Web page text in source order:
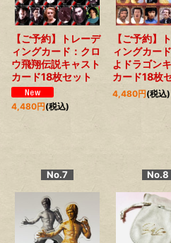
【ご予約】トレーデ
ィングカード：クロ
ウ飛翔伝説キャスト
カード18枚セット
4,480円(税込)
【ご予約】
ィングカー
よドラゴン
カード18枚
4,480円(税込)
No.7 No.8